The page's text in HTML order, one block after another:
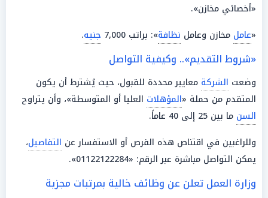
«أخصائي مخازن».
«عامل مخازن وعامل نظافة»: براتب 7,000 جنيه.
«شروط التقديم».. وكيفية التواصل
وضعت الشركة معايير محددة للقبول، حيث يُشترط أن يكون
المتقدم من حملة «المؤهلات العليا أو المتوسطة»، وأن يتراوح
السن ما بين 25 إلى 40 عاماً.
وللراغبين في اقتناص هذه الفرص أو الاستفسار عن التفاصيل،
يمكن التواصل مباشرة عبر الرقم: «01122122284».
وزارة العمل تعلن عن وظائف خالية بمرتبات مجزية